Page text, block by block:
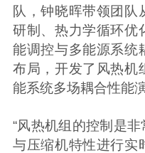
队，钟晓晖带领团队
研制、热力学循环优
能调控与多能源系统
布局，开发了风热机
能系统多场耦合性能
“风热机组的控制是
与压缩机特性进行实